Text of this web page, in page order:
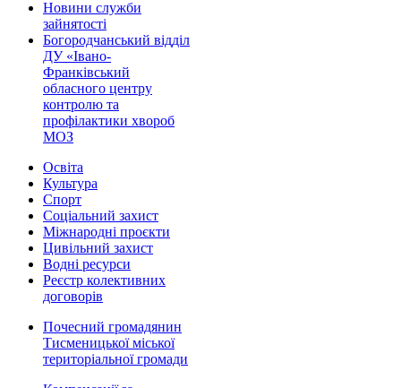
Новини служби
зайнятості
Богородчанський відділ
ДУ «Івано-
Франківський
обласного центру
контролю та
профілактики хвороб
МОЗ
Освіта
Культура
Спорт
Соціальний захист
Міжнародні проєкти
Цивільний захист
Водні ресурси
Реєстр колективних
договорів
Почесний громадянин
Тисменицької міської
територіальної громади